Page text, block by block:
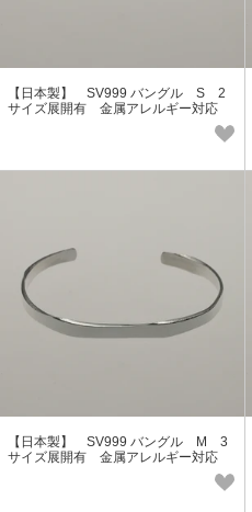
【日本製】 SV999 バングル S 2
サイズ展開有 金属アレルギー対応
【日本製】 SV999 バングル M 3
サイズ展開有 金属アレルギー対応